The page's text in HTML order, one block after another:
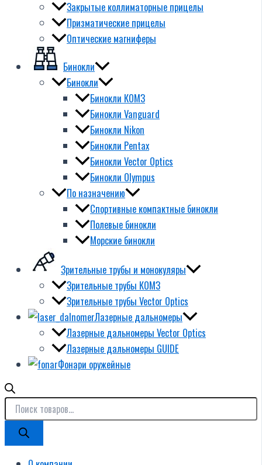
Закрытые коллиматорные прицелы
Призматические прицелы
Оптические магниферы
Бинокли
Бинокли
Бинокли КОМЗ
Бинокли Vanguard
Бинокли Nikon
Бинокли Pentax
Бинокли Vector Optics
Бинокли Olympus
По назначению
Спортивные компактные бинокли
Полевые бинокли
Морские бинокли
Зрительные трубы и монокуляры
Зрительные трубы КОМЗ
Зрительные трубы Vector Optics
Лазерные дальномеры
Лазерные дальномеры Vector Optics
Лазерные дальномеры GUIDE
Фонари оружейные